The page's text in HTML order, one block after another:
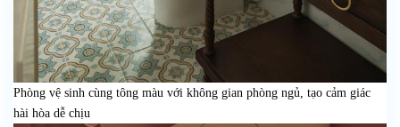
Phòng vệ sinh cùng tông màu với không gian phòng ngủ, tạo cảm giác
hài hòa dễ chịu